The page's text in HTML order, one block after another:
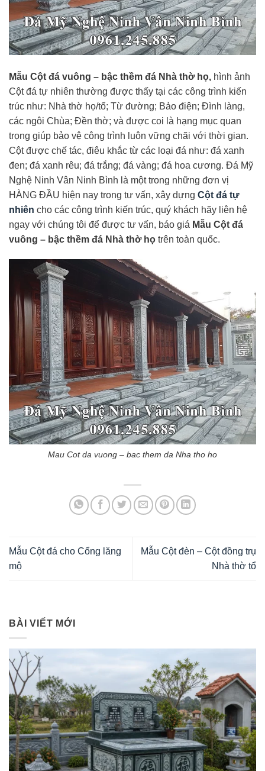
Mẫu Cột đá vuông – bậc thềm đá Nhà thờ họ, hình ảnh
Cột đá tự nhiên thường được thấy tại các công trình kiến
trúc như: Nhà thờ họ/tổ; Từ đường; Bảo điện; Đình làng,
các ngôi Chùa; Đền thờ; và được coi là hạng mục quan
trọng giúp bảo vệ công trình luôn vững chãi với thời gian.
Cột được chế tác, điêu khắc từ các loại đá như: đá xanh
đen; đá xanh rêu; đá trắng; đá vàng; đá hoa cương. Đá Mỹ
Nghệ Ninh Vân Ninh Bình là một trong những đơn vị
HÀNG ĐẦU hiện nay trong tư vấn, xây dựng Cột đá tự
nhiên cho các công trình kiến trúc, quý khách hãy liên hệ
ngay với chúng tôi để được tư vấn, báo giá Mẫu Cột đá
vuông – bậc thềm đá Nhà thờ họ trên toàn quốc.
Mau Cot da vuong – bac them da Nha tho ho
Mẫu Cột đá cho Cổng lăng
mộ
Mẫu Cột đèn – Cột đồng trụ
Nhà thờ tổ
BÀI VIẾT MỚI